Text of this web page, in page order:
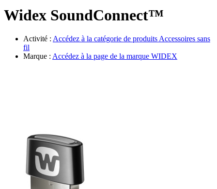
Widex SoundConnect™
Activité : Accédez à la catégorie de produits Accessoires sans
fil
Marque : Accédez à la page de la marque WIDEX